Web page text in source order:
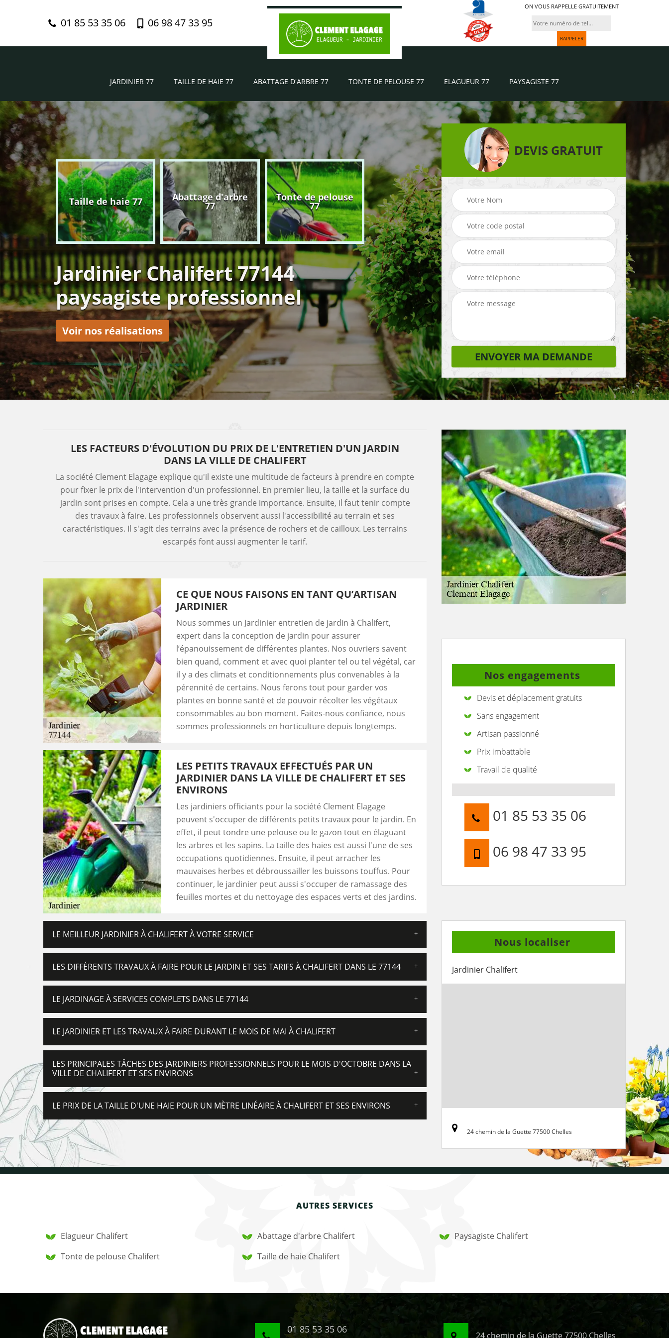
01 85 53 35 06 06 98 47 33 95
ON VOUS RAPPELLE GRATUITEMENT
JARDINIER 77 TAILLE DE HAIE 77 ABATTAGE D'ARBRE 77 TONTE DE PELOUSE 77 ELAGUEUR 77 PAYSAGISTE 77
Taille de haie 77 Abattage d'arbre
77
Tonte de pelouse
77 Elagueur 77 Paysagiste 77 Jardinier 77
Jardinier Chalifert 77144
paysagiste professionnel
Voir nos réalisations
DEVIS GRATUIT
LES FACTEURS D'ÉVOLUTION DU PRIX DE L'ENTRETIEN D'UN JARDIN
DANS LA VILLE DE CHALIFERT
La société Clement Elagage explique qu'il existe une multitude de facteurs à prendre en compte
pour fixer le prix de l'intervention d'un professionnel. En premier lieu, la taille et la surface du
jardin sont prises en compte. Cela a une très grande importance. Ensuite, il faut tenir compte
des travaux à faire. Les professionnels observent aussi l'accessibilité au terrain et ses
caractéristiques. Il s'agit des terrains avec la présence de rochers et de cailloux. Les terrains
escarpés font aussi augmenter le tarif.
CE QUE NOUS FAISONS EN TANT QU’ARTISAN
JARDINIER
Nous sommes un Jardinier entretien de jardin à Chalifert,
expert dans la conception de jardin pour assurer
l’épanouissement de différentes plantes. Nos ouvriers savent
bien quand, comment et avec quoi planter tel ou tel végétal, car
il y a des climats et conditionnements plus convenables à la
pérennité de certains. Nous ferons tout pour garder vos
plantes en bonne santé et de pouvoir récolter les végétaux
consommables au bon moment. Faites-nous confiance, nous
sommes professionnels en horticulture depuis longtemps.
LES PETITS TRAVAUX EFFECTUÉS PAR UN
JARDINIER DANS LA VILLE DE CHALIFERT ET SES
ENVIRONS
Les jardiniers officiants pour la société Clement Elagage
peuvent s'occuper de différents petits travaux pour le jardin. En
effet, il peut tondre une pelouse ou le gazon tout en élaguant
les arbres et les sapins. La taille des haies est aussi l'une de ses
occupations quotidiennes. Ensuite, il peut arracher les
mauvaises herbes et débroussailler les buissons touffus. Pour
continuer, le jardinier peut aussi s'occuper de ramassage des
feuilles mortes et du nettoyage des espaces verts et des jardins.
LE MEILLEUR JARDINIER À CHALIFERT À VOTRE SERVICE
LES DIFFÉRENTS TRAVAUX À FAIRE POUR LE JARDIN ET SES TARIFS À CHALIFERT DANS LE 77144
LE JARDINAGE À SERVICES COMPLETS DANS LE 77144
LE JARDINIER ET LES TRAVAUX À FAIRE DURANT LE MOIS DE MAI À CHALIFERT
LES PRINCIPALES TÂCHES DES JARDINIERS PROFESSIONNELS POUR LE MOIS D'OCTOBRE DANS LA
VILLE DE CHALIFERT ET SES ENVIRONS
LE PRIX DE LA TAILLE D'UNE HAIE POUR UN MÈTRE LINÉAIRE À CHALIFERT ET SES ENVIRONS
Nos engagements
Devis et déplacement gratuits
Sans engagement
Artisan passionné
Prix imbattable
Travail de qualité
01 85 53 35 06
06 98 47 33 95
Nous localiser
Jardinier Chalifert
24 chemin de la Guette 77500 Chelles
AUTRES SERVICES
Elagueur Chalifert
Tonte de pelouse Chalifert
Abattage d'arbre Chalifert
Taille de haie Chalifert
Paysagiste Chalifert
01 85 53 35 06
24 chemin de la Guette 77500 Chelles